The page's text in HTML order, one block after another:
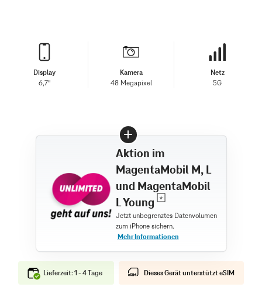
Display
6,7"
Kamera
48 Megapixel
Netz
5G
Aktion im
MagentaMobil M, L
und MagentaMobil
L Young
Lieferzeit: 1 - 4 Tage Dieses Gerät unterstützt eSIM